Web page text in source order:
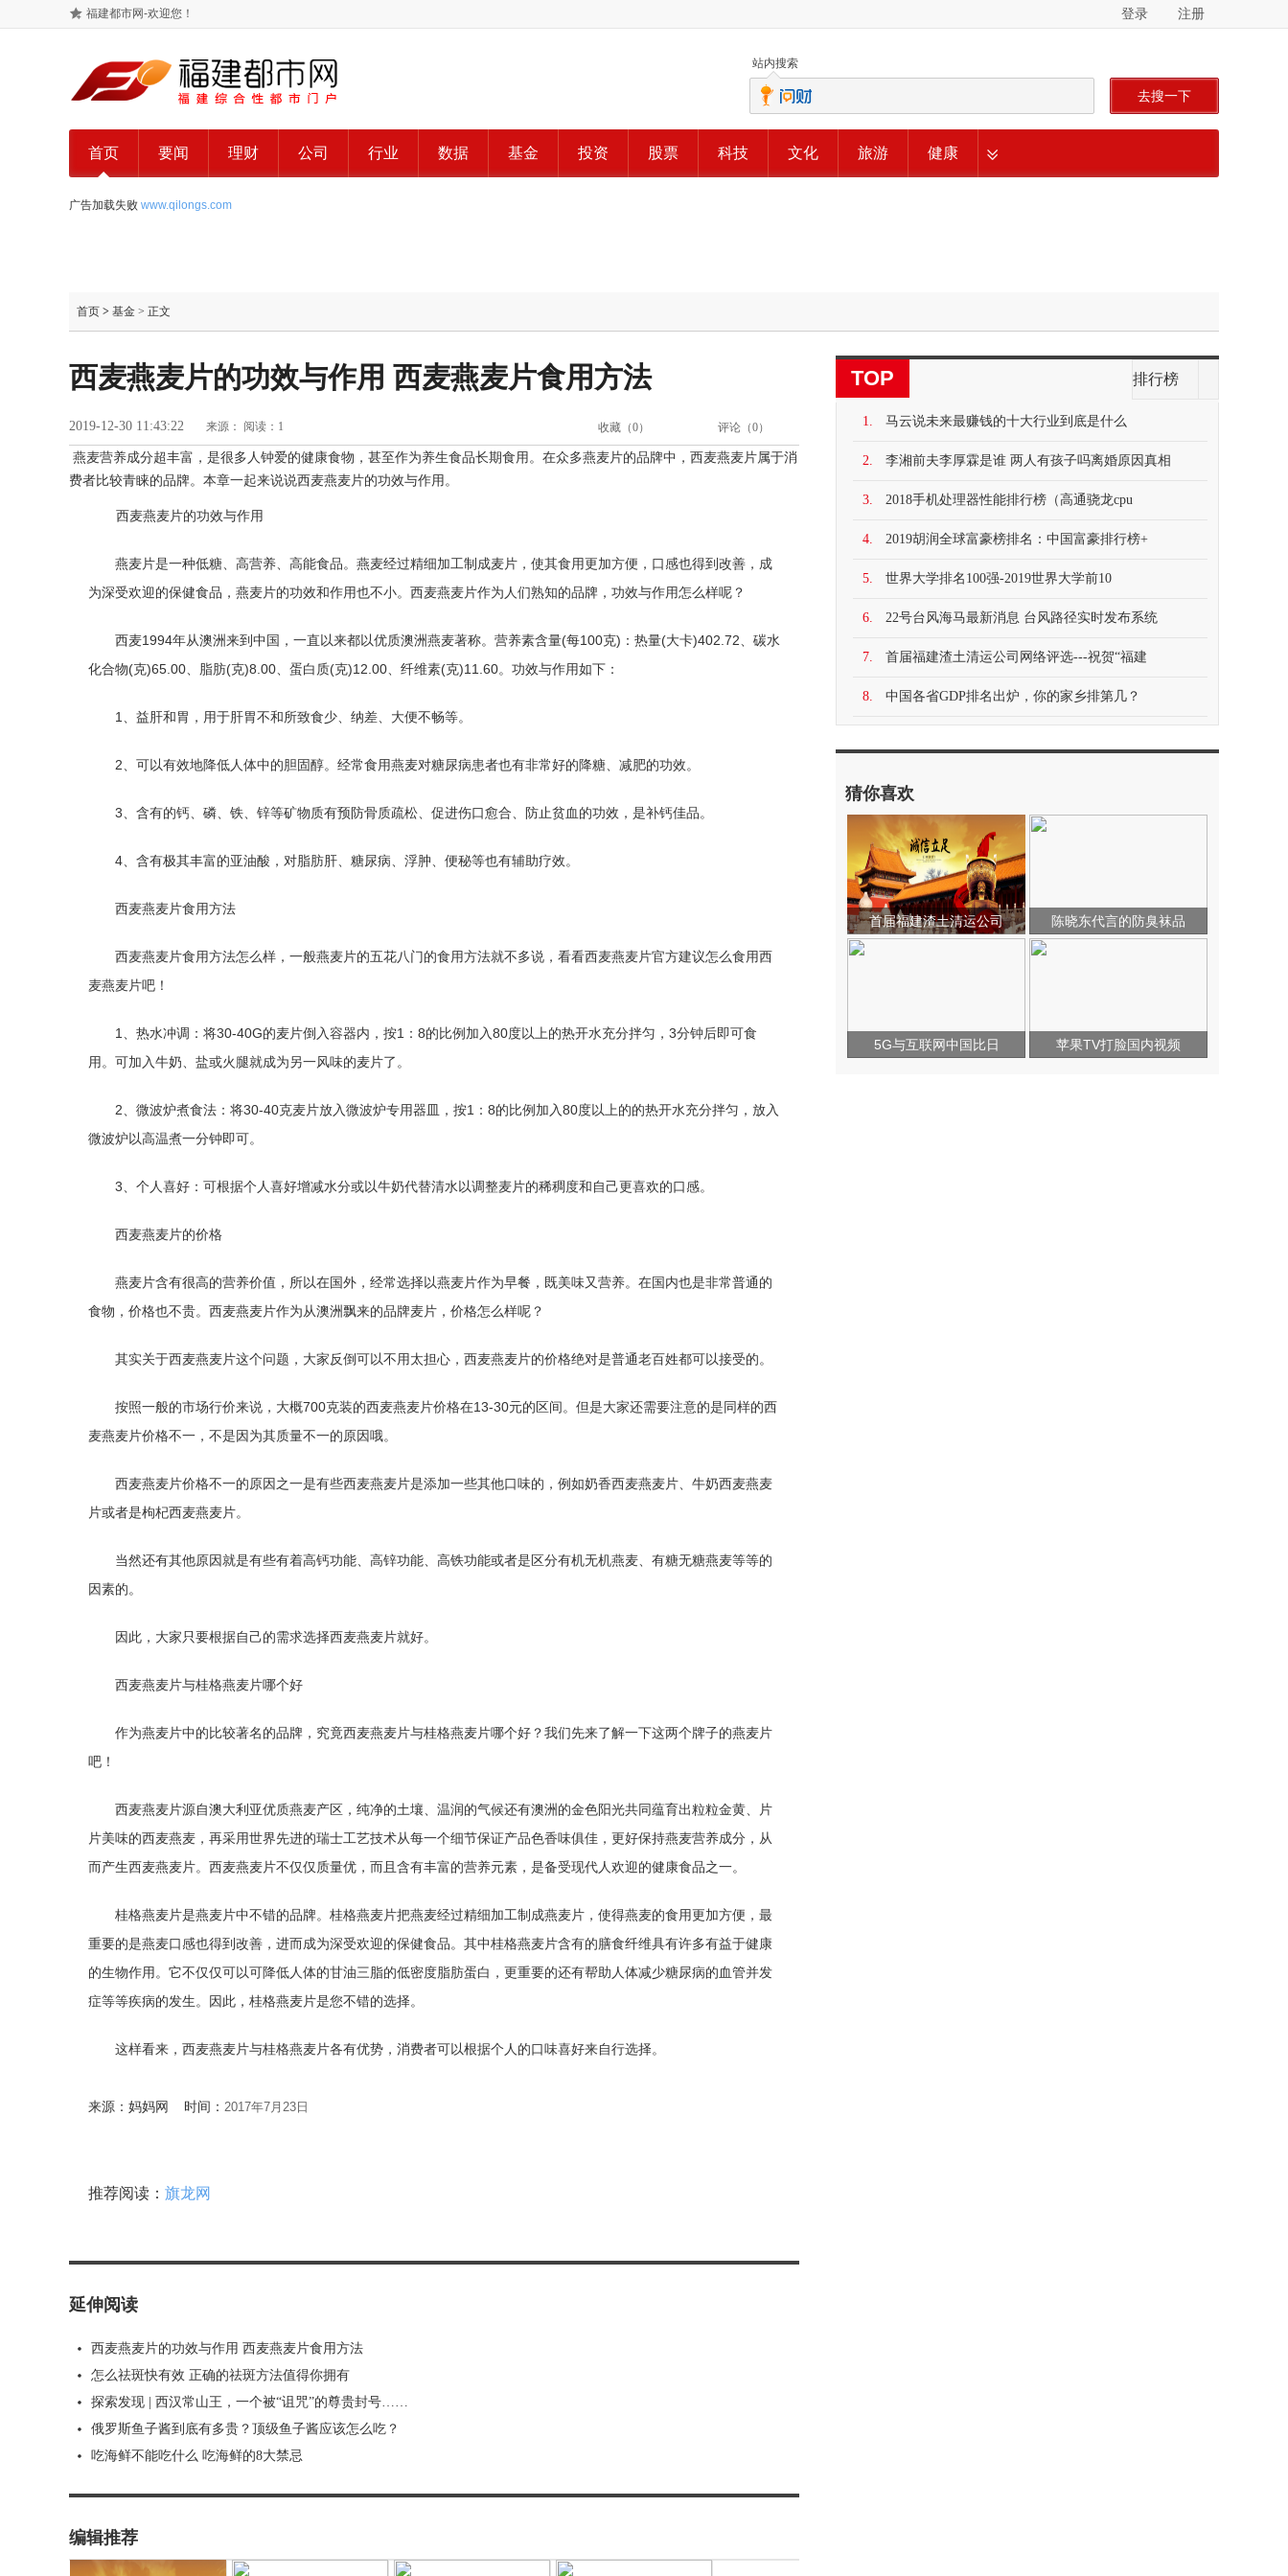
福建都市网-欢迎您！ 登录 注册
站内搜索
去搜一下
首页 要闻 理财 公司 行业 数据 基金 投资 股票 科技 文化 旅游 健康
广告加载失败 www.qilongs.com
首页 > 基金 > 正文
西麦燕麦片的功效与作用 西麦燕麦片食用方法
2019-12-30 11:43:22 来源： 阅读：1 评论（0）
收藏（0）
燕麦营养成分超丰富，是很多人钟爱的健康食物，甚至作为养生食品长期食用。在众多燕麦片的品牌中，西麦燕麦片属于消
费者比较青睐的品牌。本章一起来说说西麦燕麦片的功效与作用。
西麦燕麦片的功效与作用
燕麦片是一种低糖、高营养、高能食品。燕麦经过精细加工制成麦片，使其食用更加方便，口感也得到改善，成
为深受欢迎的保健食品，燕麦片的功效和作用也不小。西麦燕麦片作为人们熟知的品牌，功效与作用怎么样呢？
西麦1994年从澳洲来到中国，一直以来都以优质澳洲燕麦著称。营养素含量(每100克)：热量(大卡)402.72、碳水
化合物(克)65.00、脂肪(克)8.00、蛋白质(克)12.00、纤维素(克)11.60。功效与作用如下：
1、益肝和胃，用于肝胃不和所致食少、纳差、大便不畅等。
2、可以有效地降低人体中的胆固醇。经常食用燕麦对糖尿病患者也有非常好的降糖、减肥的功效。
3、含有的钙、磷、铁、锌等矿物质有预防骨质疏松、促进伤口愈合、防止贫血的功效，是补钙佳品。
4、含有极其丰富的亚油酸，对脂肪肝、糖尿病、浮肿、便秘等也有辅助疗效。
西麦燕麦片食用方法
西麦燕麦片食用方法怎么样，一般燕麦片的五花八门的食用方法就不多说，看看西麦燕麦片官方建议怎么食用西
麦燕麦片吧！
1、热水冲调：将30-40G的麦片倒入容器内，按1：8的比例加入80度以上的热开水充分拌匀，3分钟后即可食
用。可加入牛奶、盐或火腿就成为另一风味的麦片了。
2、微波炉煮食法：将30-40克麦片放入微波炉专用器皿，按1：8的比例加入80度以上的的热开水充分拌匀，放入
微波炉以高温煮一分钟即可。
3、个人喜好：可根据个人喜好增减水分或以牛奶代替清水以调整麦片的稀稠度和自己更喜欢的口感。
西麦燕麦片的价格
燕麦片含有很高的营养价值，所以在国外，经常选择以燕麦片作为早餐，既美味又营养。在国内也是非常普通的
食物，价格也不贵。西麦燕麦片作为从澳洲飘来的品牌麦片，价格怎么样呢？
其实关于西麦燕麦片这个问题，大家反倒可以不用太担心，西麦燕麦片的价格绝对是普通老百姓都可以接受的。
按照一般的市场行价来说，大概700克装的西麦燕麦片价格在13-30元的区间。但是大家还需要注意的是同样的西
麦燕麦片价格不一，不是因为其质量不一的原因哦。
西麦燕麦片价格不一的原因之一是有些西麦燕麦片是添加一些其他口味的，例如奶香西麦燕麦片、牛奶西麦燕麦
片或者是枸杞西麦燕麦片。
当然还有其他原因就是有些有着高钙功能、高锌功能、高铁功能或者是区分有机无机燕麦、有糖无糖燕麦等等的
因素的。
因此，大家只要根据自己的需求选择西麦燕麦片就好。
西麦燕麦片与桂格燕麦片哪个好
作为燕麦片中的比较著名的品牌，究竟西麦燕麦片与桂格燕麦片哪个好？我们先来了解一下这两个牌子的燕麦片
吧！
西麦燕麦片源自澳大利亚优质燕麦产区，纯净的土壤、温润的气候还有澳洲的金色阳光共同蕴育出粒粒金黄、片
片美味的西麦燕麦，再采用世界先进的瑞士工艺技术从每一个细节保证产品色香味俱佳，更好保持燕麦营养成分，从
而产生西麦燕麦片。西麦燕麦片不仅仅质量优，而且含有丰富的营养元素，是备受现代人欢迎的健康食品之一。
桂格燕麦片是燕麦片中不错的品牌。桂格燕麦片把燕麦经过精细加工制成燕麦片，使得燕麦的食用更加方便，最
重要的是燕麦口感也得到改善，进而成为深受欢迎的保健食品。其中桂格燕麦片含有的膳食纤维具有许多有益于健康
的生物作用。它不仅仅可以可降低人体的甘油三脂的低密度脂肪蛋白，更重要的还有帮助人体减少糖尿病的血管并发
症等等疾病的发生。因此，桂格燕麦片是您不错的选择。
这样看来，西麦燕麦片与桂格燕麦片各有优势，消费者可以根据个人的口味喜好来自行选择。
来源：妈妈网 时间： 2017年7月23日
推荐阅读： 旗龙网
延伸阅读
西麦燕麦片的功效与作用 西麦燕麦片食用方法
怎么祛斑快有效 正确的祛斑方法值得你拥有
探索发现 | 西汉常山王，一个被“诅咒”的尊贵封号……
俄罗斯鱼子酱到底有多贵？顶级鱼子酱应该怎么吃？
吃海鲜不能吃什么 吃海鲜的8大禁忌
编辑推荐
TOP 排行榜
1. 马云说未来最赚钱的十大行业到底是什么
2. 李湘前夫李厚霖是谁 两人有孩子吗离婚原因真相
3. 2018手机处理器性能排行榜（高通骁龙cpu
4. 2019胡润全球富豪榜排名：中国富豪排行榜+
5. 世界大学排名100强-2019世界大学前10
6. 22号台风海马最新消息 台风路径实时发布系统
7. 首届福建渣土清运公司网络评选---祝贺“福建
8. 中国各省GDP排名出炉，你的家乡排第几？
猜你喜欢
首届福建渣土清运公司 陈晓东代言的防臭袜品
5G与互联网中国比日 苹果TV打脸国内视频